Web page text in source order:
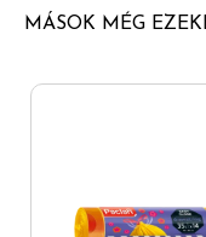
MÁSOK MÉG